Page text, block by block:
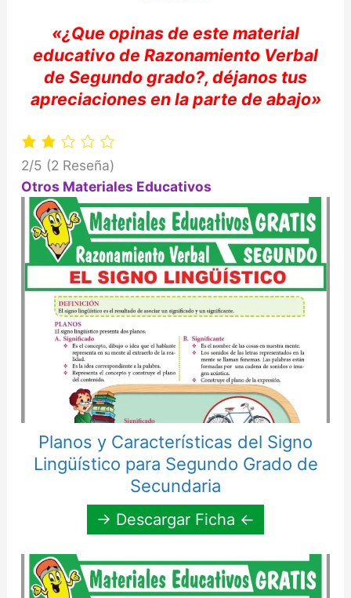
«¿Que opinas de este material
educativo de Razonamiento Verbal
de Segundogrado?, déjanos tus
apreciacionesen la parte de abajo»
2/5 (2 Reseña)
Otros Materiales Educativos
Planos y Características del Signo
Lingüístico para Segundo Grado de
Secundaria
→ Descargar Ficha ←